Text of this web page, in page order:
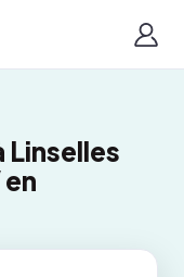
Linselles